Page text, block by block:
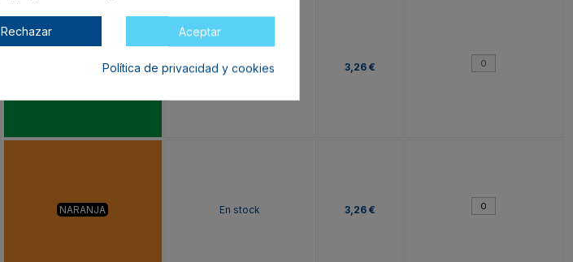
VERDE HELECHO Agotado 3,26 €
NARANJA En stock 3,26 €
Rechazar Aceptar
Política de privacidad y cookies